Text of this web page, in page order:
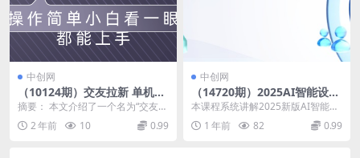
中创网
（10124期）交友拉新 单机50
操作简单 每天都可以做 轻松
上手
摘要： 本文介绍了一个名为“交友拉
新 单机50”的项目，它以简单易操
作和每天可执...
2 年前 10 0.99
中创网
（14720期）2025AI智能设计
课程，文生图、图生图、动画
漫游等技巧全攻略
本课程系统讲解2025新版AI智能设
计全流程解决方案，涵盖AI工具部
署（Bizy...
1 年前 82 0.99